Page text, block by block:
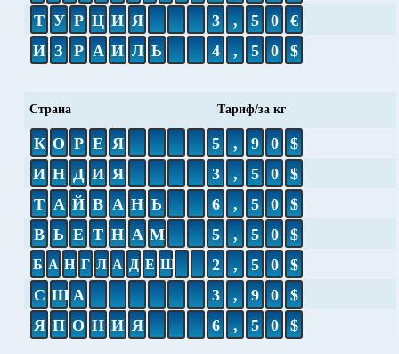
Т У Р Ц И Я 3 , 5 0
€
И З Р А И Л Ь 4 , 5 0 $
Страна Тариф/за кг
К О Р Е Я 5 , 9 0
$
И Н Д И Я 3 , 5 0
$
Т А Й В А Н Ь 6 , 5 0
$
В Ь Е Т Н А М 5 , 5 0 $
Б А Н Г Л А Д Е Ш 2 , 5 0
$
С Ш А 3 , 9 0
$
Я П О Н И Я 6 , 5 0 $